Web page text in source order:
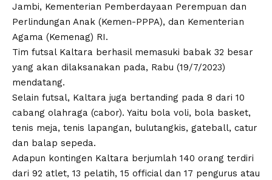
Jambi, Kementerian Pemberdayaan Perempuan dan
Perlindungan Anak (Kemen-PPPA), dan Kementerian
Agama (Kemenag) RI.
Tim futsal Kaltara berhasil memasuki babak 32 besar
yang akan dilaksanakan pada, Rabu (19/7/2023)
mendatang.
Selain futsal, Kaltara juga bertanding pada 8 dari 10
cabang olahraga (cabor). Yaitu bola voli, bola basket,
tenis meja, tenis lapangan, bulutangkis, gateball, catur
dan balap sepeda.
Adapun kontingen Kaltara berjumlah 140 orang terdiri
dari 92 atlet, 13 pelatih, 15 official dan 17 pengurus atau